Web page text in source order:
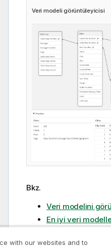
Veri modeli görüntüleyicisi
Bkz.
Veri modelini
En iyi veri
with our websites and to